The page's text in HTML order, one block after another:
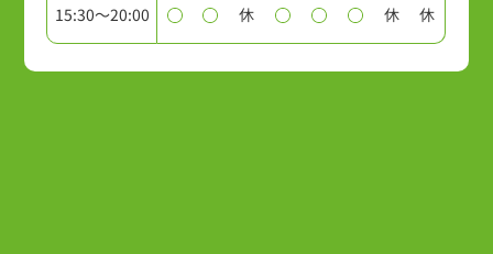
15:30～20:00 休 休 休